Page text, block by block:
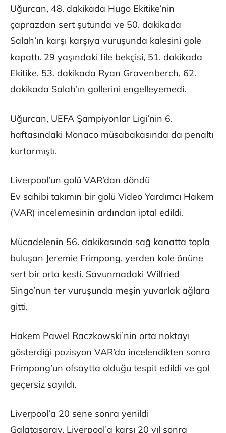
Uğurcan, 48. dakikada Hugo Ekitike’nin
çaprazdan sert şutunda ve 50. dakikada
Salah’ın karşı karşıya vuruşunda kalesini gole
kapattı. 29 yaşındaki file bekçisi, 51. dakikada
Ekitike, 53. dakikada Ryan Gravenberch, 62.
dakikada Salah’ın gollerini engelleyemedi.
Uğurcan, UEFA Şampiyonlar Ligi’nin 6.
haftasındaki Monaco müsabakasında da penaltı
kurtarmıştı.
Liverpool’un golü VAR’dan döndü
Ev sahibi takımın bir golü Video Yardımcı Hakem
(VAR) incelemesinin ardından iptal edildi.
Mücadelenin 56. dakikasında sağ kanatta topla
buluşan Jeremie Frimpong, yerden kale önüne
sert bir orta kesti. Savunmadaki Wilfried
Singo’nun ter vuruşunda meşin yuvarlak ağlara
gitti.
Hakem Pawel Raczkowski’nin orta noktayı
gösterdiği pozisyon VAR’da incelendikten sonra
Frimpong’un ofsaytta olduğu tespit edildi ve gol
geçersiz sayıldı.
Liverpool’a 20 sene sonra yenildi
Galatasaray, Liverpool’a karşı 20 yıl sonra